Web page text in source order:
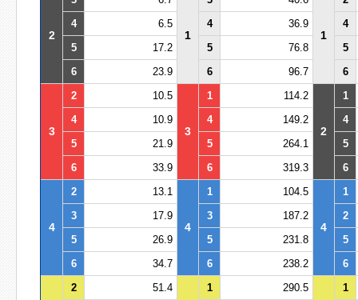
2 1 1
4
6.5 4 36.9
4
5
17.2 5 76.8
5
6
23.9 6 96.7 6
3
2 10.5
3
1 114.2
2
1
4
10.9 4 149.2
4
5
21.9 5 264.1
5
6
33.9 6 319.3 6
4
2 13.1
4
1 104.5
4
1
3
17.9 3 187.2
2
5
26.9 5 231.8
5
6
34.7 6 238.2 6
2 51.4 1 290.5
1